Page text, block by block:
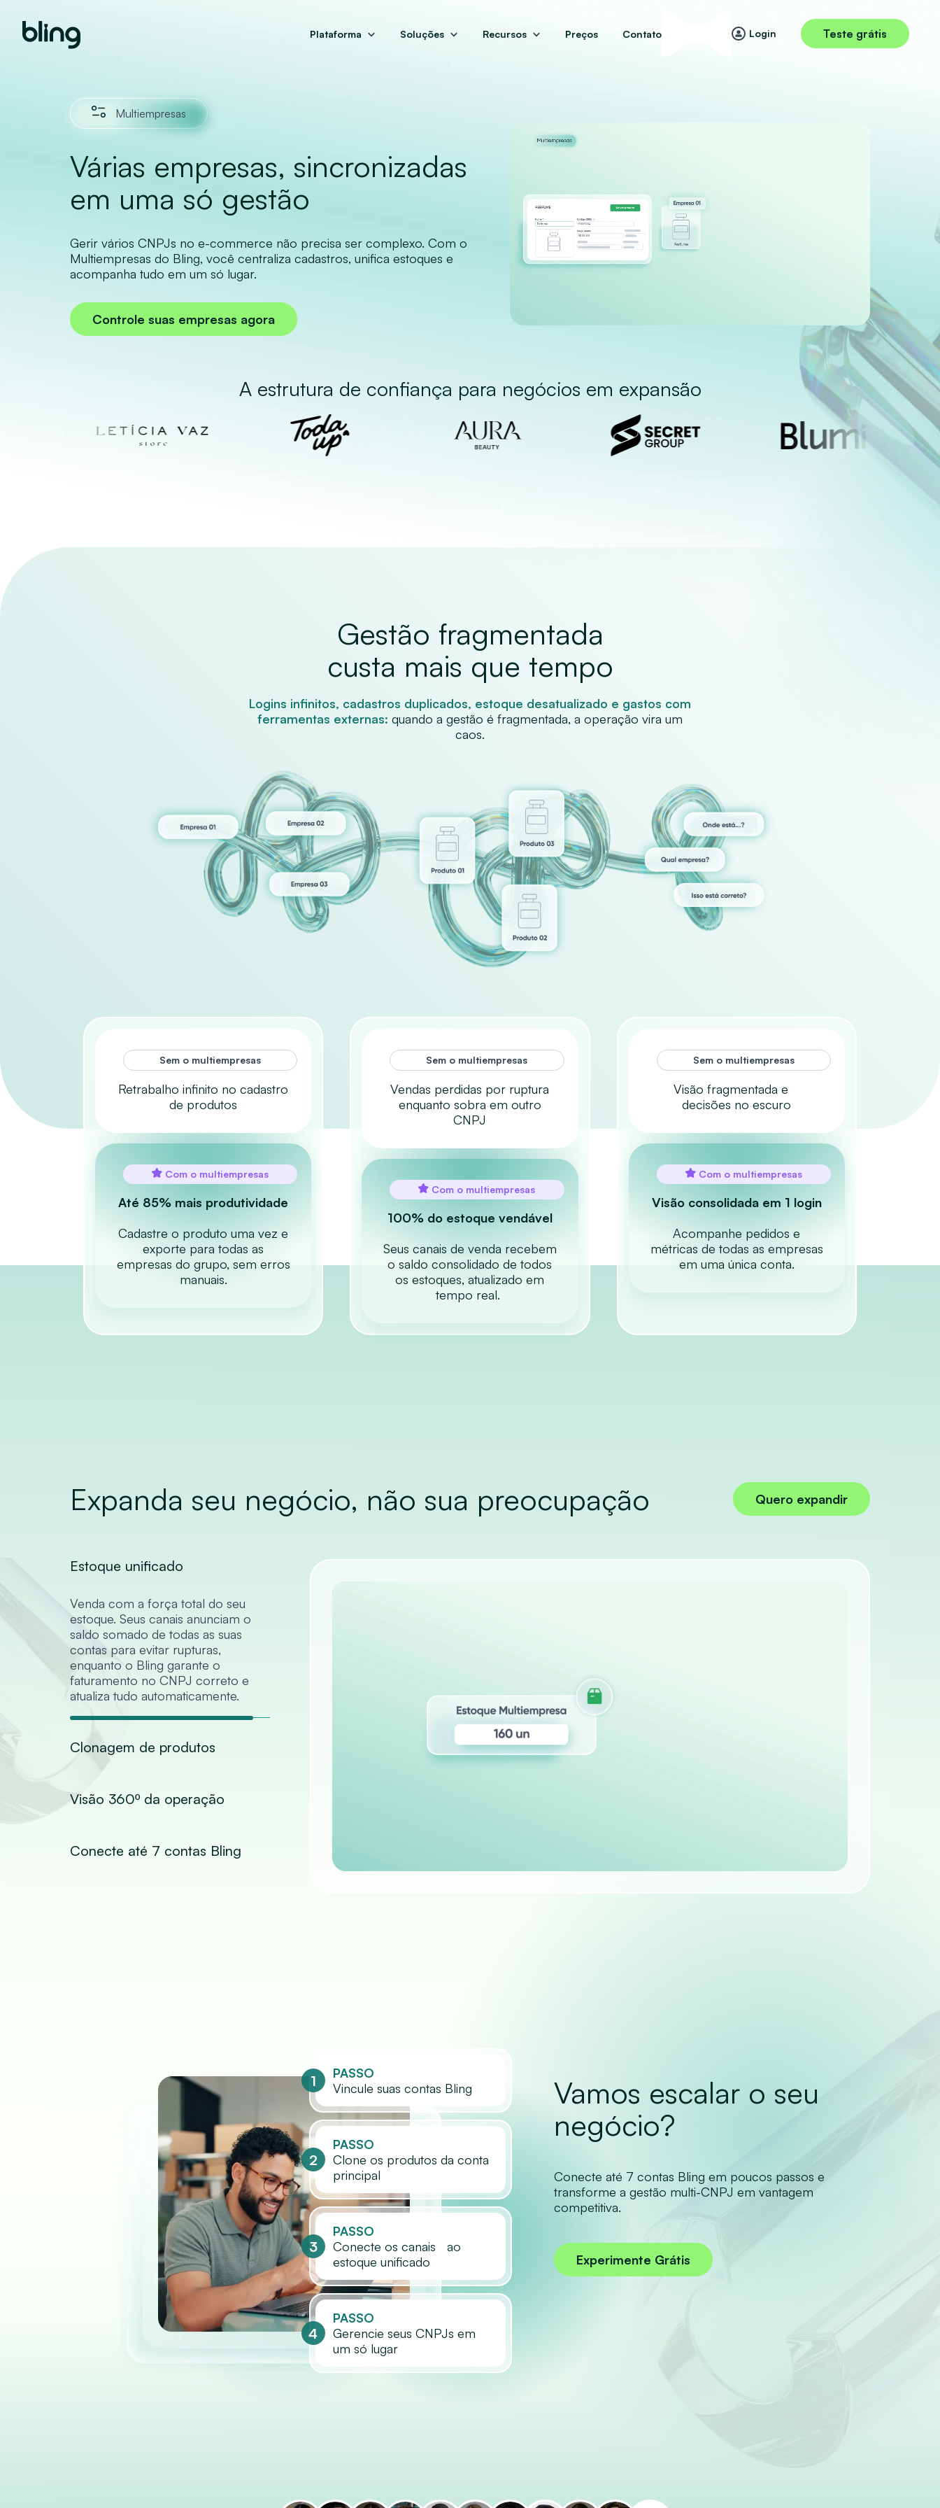
Plataforma Soluções Recursos Preços Contato Login Teste grátis
Multiempresas
Várias empresas, sincronizadas
em uma só gestão
Gerir vários CNPJs no e-commerce não precisa ser complexo. Com o
Multiempresas do Bling, você centraliza cadastros, unifica estoques e
acompanha tudo em um só lugar.
Controle suas empresas agora
A estrutura de confiança para negócios em expansão
Gestão fragmentada
custa mais que tempo
Logins infinitos, cadastros duplicados, estoque desatualizado e gastos com
ferramentas externas: quando a gestão é fragmentada, a operação vira um
caos.
Sem o multiempresas
Retrabalho infinito no cadastro
de produtos
Com o multiempresas
Até 85% mais produtividade
Cadastre o produto uma vez e
exporte para todas as
empresas do grupo, sem erros
manuais.
Sem o multiempresas
Vendas perdidas por ruptura
enquanto sobra em outro
CNPJ
Com o multiempresas
100% do estoque vendável
Seus canais de venda recebem
o saldo consolidado de todos
os estoques, atualizado em
tempo real.
Sem o multiempresas
Visão fragmentada e
decisões no escuro
Com o multiempresas
Visão consolidada em 1 login
Acompanhe pedidos e
métricas de todas as empresas
em uma única conta.
Expanda seu negócio, não sua preocupação Quero expandir
Estoque unificado
Venda com a força total do seu
estoque. Seus canais anunciam o
saldo somado de todas as suas
contas para evitar rupturas,
enquanto o Bling garante o
faturamento no CNPJ correto e
atualiza tudo automaticamente.
Clonagem de produtos
Visão 360º da operação
Conecte até 7 contas Bling
Vamos escalar o seu
negócio?
Conecte até 7 contas Bling em poucos passos e
transforme a gestão multi-CNPJ em vantagem
competitiva.
Experimente Grátis
1
PASSO
Vincule suas contas Bling
2
PASSO
Clone os produtos da conta
principal
3
PASSO
Conecte os canais ao
estoque unificado
4
PASSO
Gerencie seus CNPJs em
um só lugar